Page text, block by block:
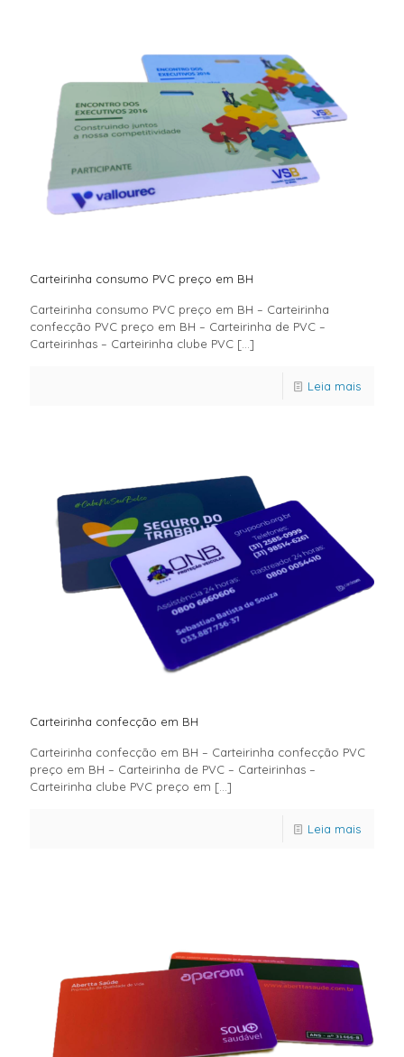
Carteirinha consumo PVC preço em BH
Carteirinha consumo PVC preço em BH – Carteirinha
confecção PVC preço em BH – Carteirinha de PVC –
Carteirinhas – Carteirinha clube PVC […]
Leia mais
Carteirinha confecção em BH
Carteirinha confecção em BH – Carteirinha confecção PVC
preço em BH – Carteirinha de PVC – Carteirinhas –
Carteirinha clube PVC preço em […]
Leia mais